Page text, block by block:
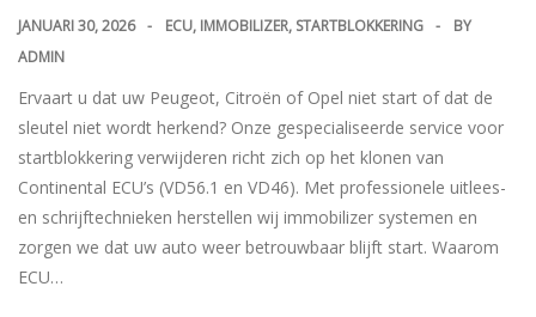
JANUARI 30, 2026 ECU, IMMOBILIZER, STARTBLOKKERING
BY
ADMIN
Ervaart u dat uw Peugeot, Citroën of Opel niet start of dat de
sleutel niet wordt herkend? Onze gespecialiseerde service voor
startblokkering verwijderen richt zich op het klonen van
Continental ECU’s (VD56.1 en VD46). Met professionele uitlees-
en schrijftechnieken herstellen wij immobilizer systemen en
zorgen we dat uw auto weer betrouwbaar blijft start. Waarom
ECU…